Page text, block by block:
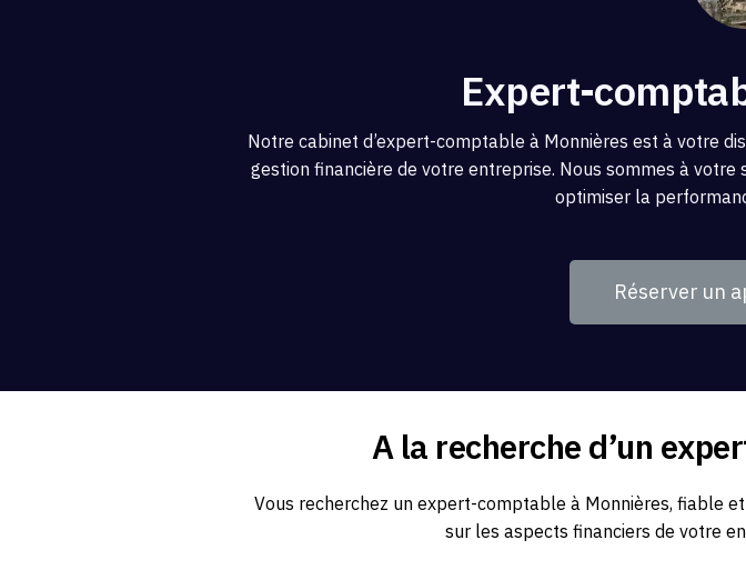
Expert-
Notre cabinet d’expert-comptable à Monnières est à votre
gestion financière de votre entreprise. Nous sommes à
optimiser la
Réserver un
A la recherche d’un
Vous recherchez un expert-comptable à Monnières, fiable
sur les aspects financiers de votre